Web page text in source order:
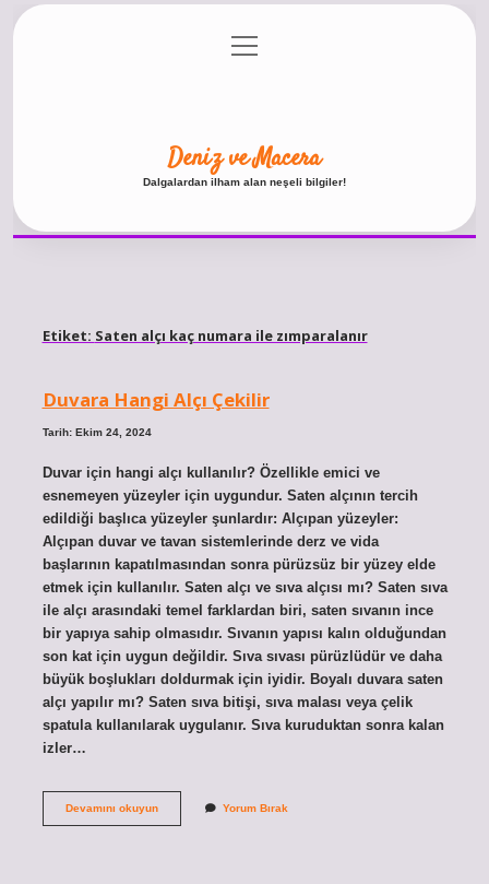
Gizlilik Politikası
menüyü
aç
Deniz ve Macera
Dalgalardan ilham alan neşeli bilgiler!
Etiket: Saten alçı kaç numara ile zımparalanır
Duvara Hangi Alçı Çekilir
Tarih: Ekim 24, 2024
Duvar için hangi alçı kullanılır? Özellikle emici ve
esnemeyen yüzeyler için uygundur. Saten alçının tercih
edildiği başlıca yüzeyler şunlardır: Alçıpan yüzeyler:
Alçıpan duvar ve tavan sistemlerinde derz ve vida
başlarının kapatılmasından sonra pürüzsüz bir yüzey elde
etmek için kullanılır. Saten alçı ve sıva alçısı mı? Saten sıva
ile alçı arasındaki temel farklardan biri, saten sıvanın ince
bir yapıya sahip olmasıdır. Sıvanın yapısı kalın olduğundan
son kat için uygun değildir. Sıva sıvası pürüzlüdür ve daha
büyük boşlukları doldurmak için iyidir. Boyalı duvara saten
alçı yapılır mı? Saten sıva bitişi, sıva malası veya çelik
spatula kullanılarak uygulanır. Sıva kuruduktan sonra kalan
izler…
Devamını okuyunDuvara
Yorum Bırak